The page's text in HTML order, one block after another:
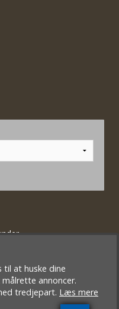
til at huske dine
annoncer.
tredjepart. Læs mere